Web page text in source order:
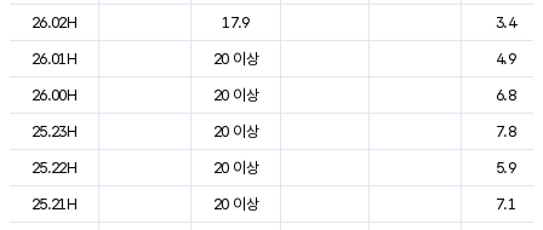
26.02H
17.9
3.4
26.01H
20 이상
4.9
26.00H
20 이상
6.8
25.23H
20 이상
7.8
25.22H
20 이상
5.9
25.21H
20 이상
7.1